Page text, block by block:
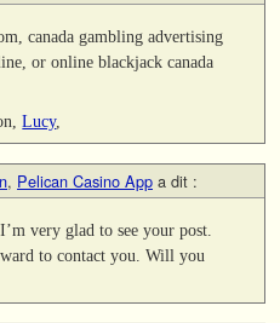
canada gambling advertising
or online blackjack canada
Lucy,
, Pelican Casino App a dit :
very glad to see your post.
to contact you. Will you